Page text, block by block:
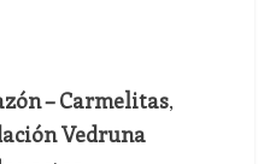
– Carmelitas,
Vedruna